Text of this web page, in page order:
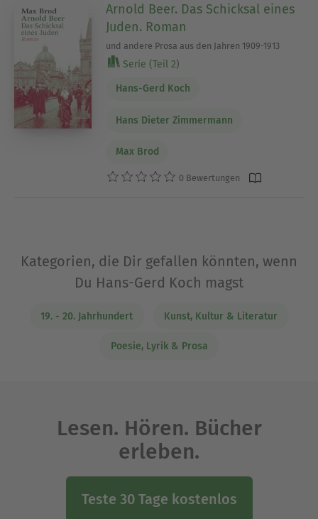
Arnold Beer. Das Schicksal eines
Juden. Roman
und andere Prosa aus den Jahren 1909-1913
Serie (Teil 2)
Hans-Gerd Koch
Hans Dieter Zimmermann
Max Brod
0 Bewertungen
Kategorien, die Dir gefallen könnten, wenn
Du Hans-Gerd Koch magst
19. - 20. Jahrhundert Kunst, Kultur & Literatur
Poesie, Lyrik & Prosa
Lesen. Hören. Bücher
erleben.
Teste 30 Tage kostenlos